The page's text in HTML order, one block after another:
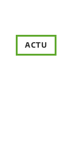
ACTU